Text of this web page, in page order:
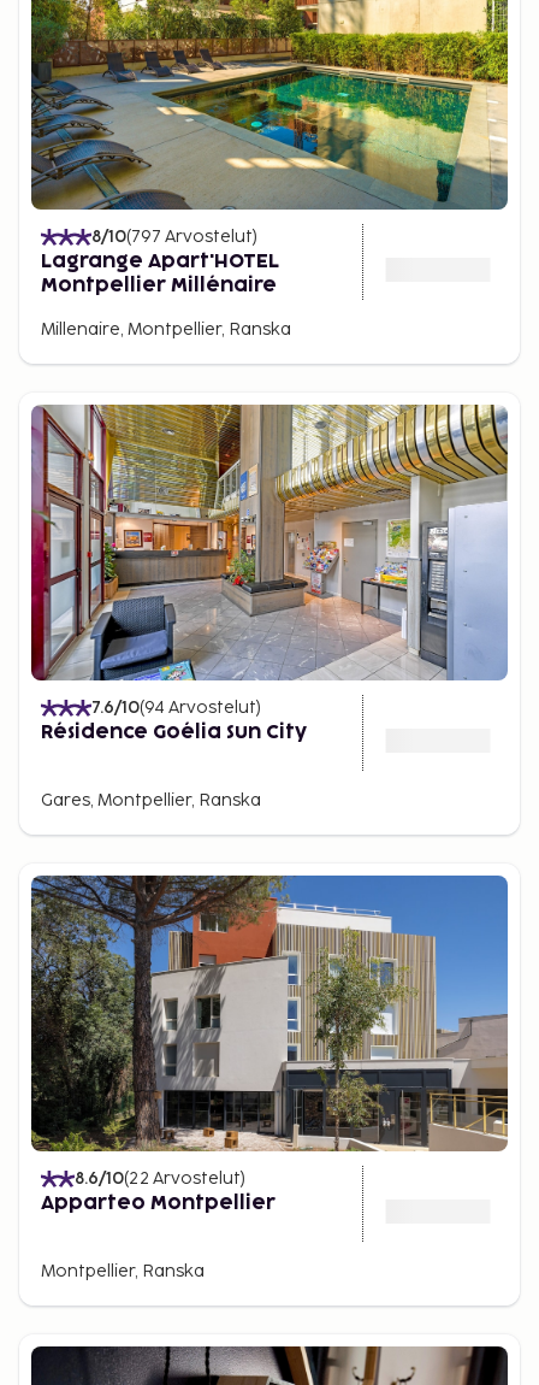
8/10(797 Arvostelut)
Lagrange Apart'HOTEL
Montpellier Millénaire
Millenaire, Montpellier, Ranska
7.6/10(94 Arvostelut)
Résidence Goélia Sun City
Gares, Montpellier, Ranska
8.6/10(22 Arvostelut)
Apparteo Montpellier
Montpellier, Ranska